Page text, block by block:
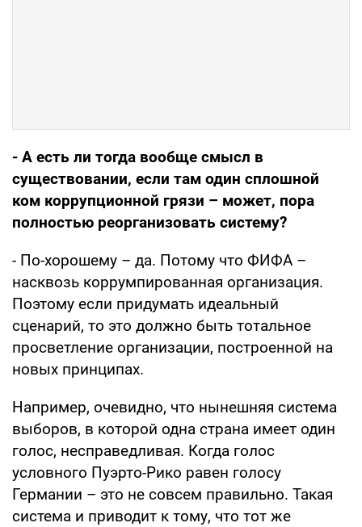
- А есть ли тогда вообще смысл в
существовании, если там один сплошной
ком коррупционной грязи – может, пора
полностью реорганизовать систему?
- По-хорошему – да. Потому что ФИФА –
насквозь коррумпированная организация.
Поэтому если придумать идеальный
сценарий, то это должно быть тотальное
просветление организации, построенной на
новых принципах.
Например, очевидно, что нынешняя система
выборов, в которой одна страна имеет один
голос, несправедливая. Когда голос
условного Пуэрто-Рико равен голосу
Германии – это не совсем правильно. Такая
система и приводит к тому, что тот же